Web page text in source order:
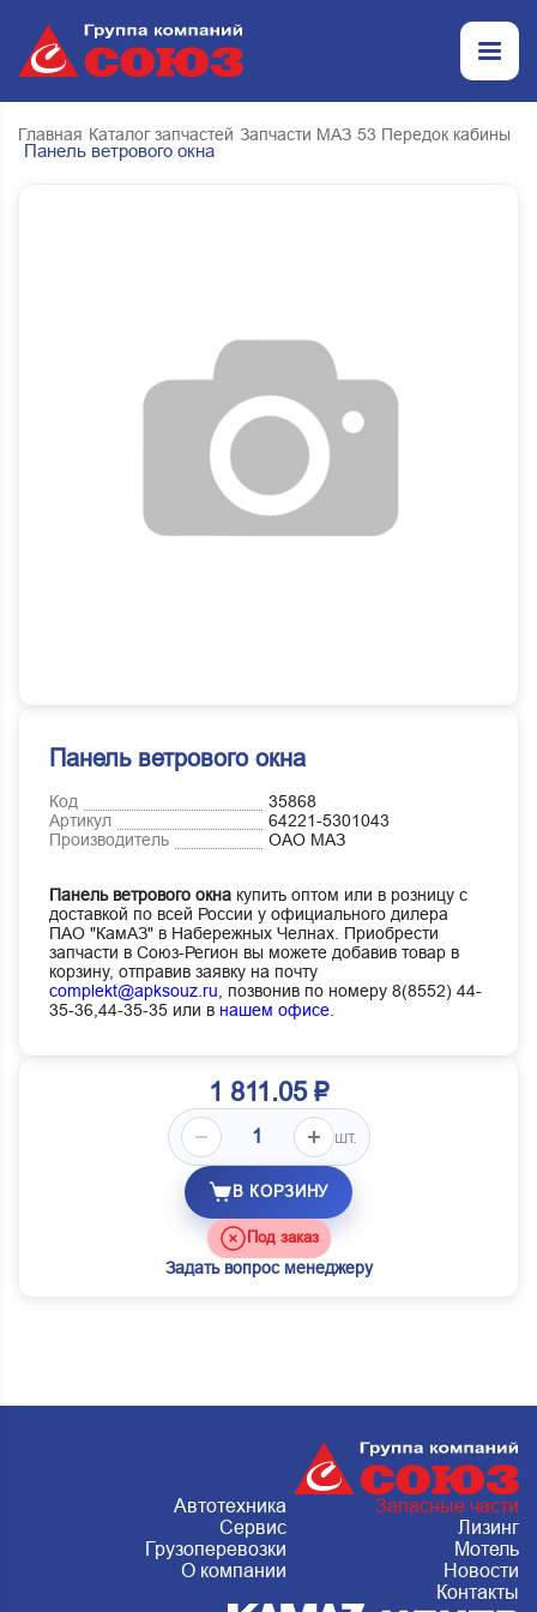
Главная Каталог запчастей Запчасти МАЗ 53 Передок кабины
Панель ветрового окна
Панель ветрового окна
Код
35868
Артикул
64221-5301043
Производитель
ОАО МАЗ
Панель ветрового окна купить оптом или в розницу с
доставкой по всей России у официального дилера
ПАО "КамАЗ" в Набережных Челнах. Приобрести
запчасти в Союз-Регион вы можете добавив товар в
корзину, отправив заявку на почту
complekt@apksouz.ru,
позвонив по номеру 8(8552) 44-
35-36,44-35-35 или в нашем офисе
1 811.05 ₽
шт.
В КОРЗИНУ
Под заказ
Задать вопрос менеджеру
Автотехника
Запасные части
Сервис
Лизинг
Грузоперевозки
Мотель
О компании
Новости
Контакты